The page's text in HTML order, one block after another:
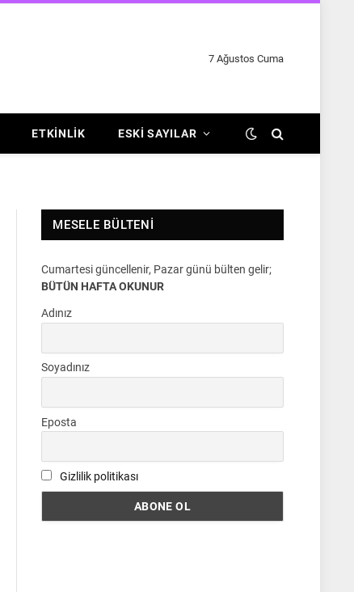
7 Ağustos Cuma
ETKINLIK ESKI SAYILAR
MESELE BÜLTENI
Cumartesi güncellenir, Pazar günü bülten gelir;
BÜTÜN HAFTA OKUNUR
Adınız
Soyadınız
Eposta
Gizlilik politikası